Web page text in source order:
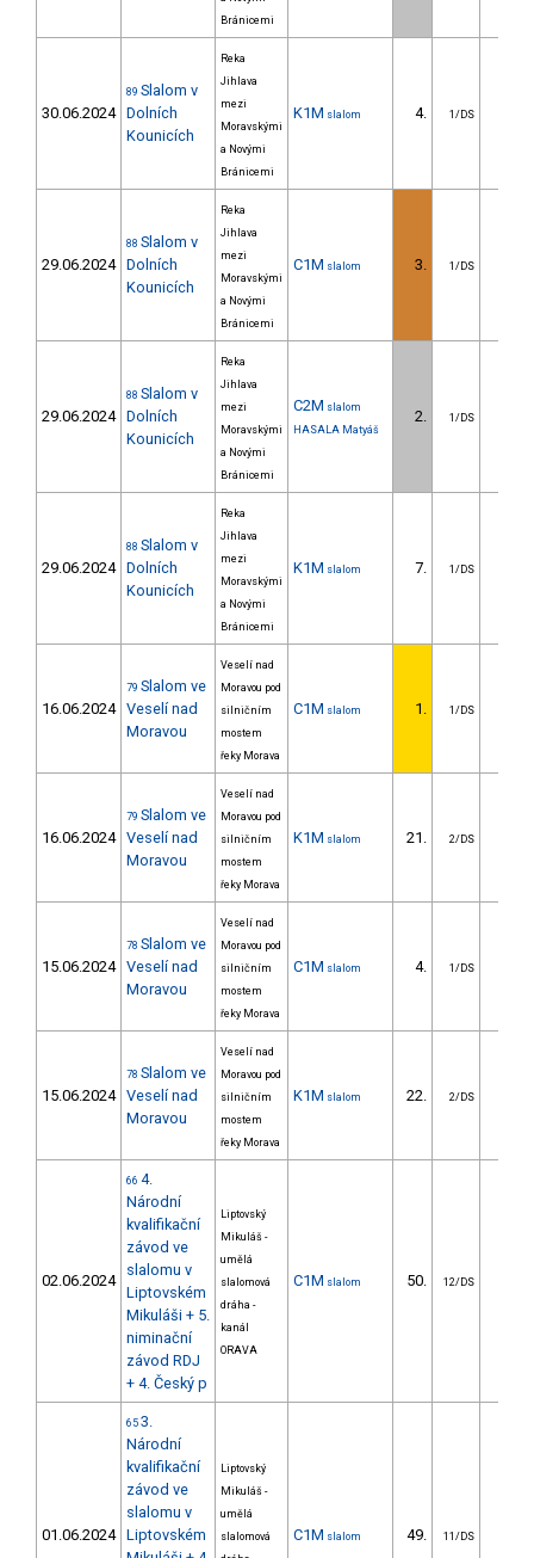
Bránicemi
30.06.2024
89 Slalom v
Dolních
Kounicích
Reka
Jihlava
mezi
Moravskými
a Novými
Bránicemi
K1M slalom 4. 1/DS
29.06.2024
88 Slalom v
Dolních
Kounicích
Reka
Jihlava
mezi
Moravskými
a Novými
Bránicemi
C1M slalom 3. 1/DS
29.06.2024
88 Slalom v
Dolních
Kounicích
Reka
Jihlava
mezi
Moravskými
a Novými
Bránicemi
C2M slalom
HASALA Matyáš
2. 1/DS
29.06.2024
88 Slalom v
Dolních
Kounicích
Reka
Jihlava
mezi
Moravskými
a Novými
Bránicemi
K1M slalom 7. 1/DS
16.06.2024
79 Slalom ve
Veselí nad
Moravou
Veselí nad
Moravou pod
silničním
mostem
řeky Morava
C1M slalom 1. 1/DS
16.06.2024
79 Slalom ve
Veselí nad
Moravou
Veselí nad
Moravou pod
silničním
mostem
řeky Morava
K1M slalom 21. 2/DS
15.06.2024
78 Slalom ve
Veselí nad
Moravou
Veselí nad
Moravou pod
silničním
mostem
řeky Morava
C1M slalom 4. 1/DS
15.06.2024
78 Slalom ve
Veselí nad
Moravou
Veselí nad
Moravou pod
silničním
mostem
řeky Morava
K1M slalom 22. 2/DS
02.06.2024
66 4.
Národní
kvalifikační
závod ve
slalomu v
Liptovském
Mikuláši + 5.
niminační
závod RDJ
+ 4. Český p
Liptovský
Mikuláš -
umělá
slalomová
dráha -
kanál
ORAVA
C1M slalom 50. 12/DS
01.06.2024
65 3.
Národní
kvalifikační
závod ve
slalomu v
Liptovském
Liptovský
Mikuláš -
umělá
slalomová
C1M slalom 49. 11/DS